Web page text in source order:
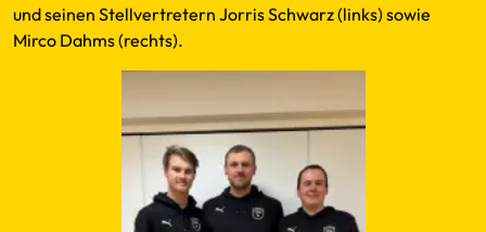
und seinen Stellvertretern Jorris Schwarz (links) sowie
Mirco Dahms (rechts).